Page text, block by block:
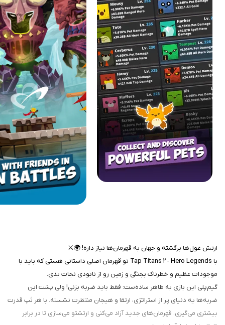
ارتش غول‌ها برگشته و جهان به قهرمان‌ها نیاز داره! 🌍⚔️
با Tap Titans 2 - Hero Legends تو قهرمان اصلی داستانی هستی که باید با
موجودات عظیم و خطرناک بجنگی و زمین رو از نابودی نجات بدی.
گیم‌پلی این بازی به ظاهر ساده‌ست: فقط باید ضربه بزنی! ولی پشت این
ضربه‌ها یه دنیای پر از استراتژی، ارتقا و هیجان منتظرت نشسته. با هر تَپ قدرت
بیشتری می‌گیری، قهرمان‌های جدید آزاد می‌کنی و ارتشتو می‌سازی تا در برابر